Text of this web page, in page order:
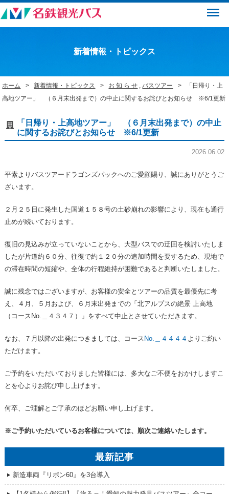
Menu
新着情報・トピックス
ホーム 新着情報・トピックス お 知 ら せ ,バスツアー
「日帰り・上
高地ツアー」 （６月末出発まで）の中止に関するお詫びとお知らせ ※6/1更新
「日帰り・上高地ツアー」 （６月末出発まで）の中止
に関するお詫びとお知らせ ※6/1更新
2026.06.02
平素よりバスツアードラゴンズパックへのご愛顧賜り、誠にありがとうご
ざいます。
２月２５日に発生した国道１５８号の土砂崩れの影響により、現在も通行
止めが続いております。
復旧の見込みが立っていないことから、大型バスでの迂回を検討いたしま
したが片道約６０分、往復で約１２０分の追加時間を要するため、現地で
の滞在時間の短縮や、全体の行程維持が困難であると判断いたしました。
誠に残念ではございますが、お客様の安全とツアーの品質を最優先に考
え、４月、５月および、６月末出発までの「北アルプスの絶景 上高地
（コースNo.＿４３４７）」をすべて中止とさせていただきます。
なお、７月以降の出発につきましては、コース No.＿４４４４ よりご約い
ただけます。
ご予約をいただいておりました皆様には、多大なご不便をおかけしますこ
とを心よりお詫び申し上げます。
何卒、ご理解とご了承のほどお願い申し上げます。
※ご予約いただいているお客様については、順次ご連絡いたします。
最新記事
新造車両『リボン60』を3台導入